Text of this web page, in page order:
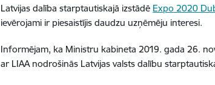
Latvijas dalība starptautiskajā izstādē Expo 2020
ievērojami ir piesaistījis daudzu uzņēmēju interesi.
Informējam, ka Ministru kabineta 2019. gada 26.
ar LIAA nodrošinās Latvijas valsts dalību